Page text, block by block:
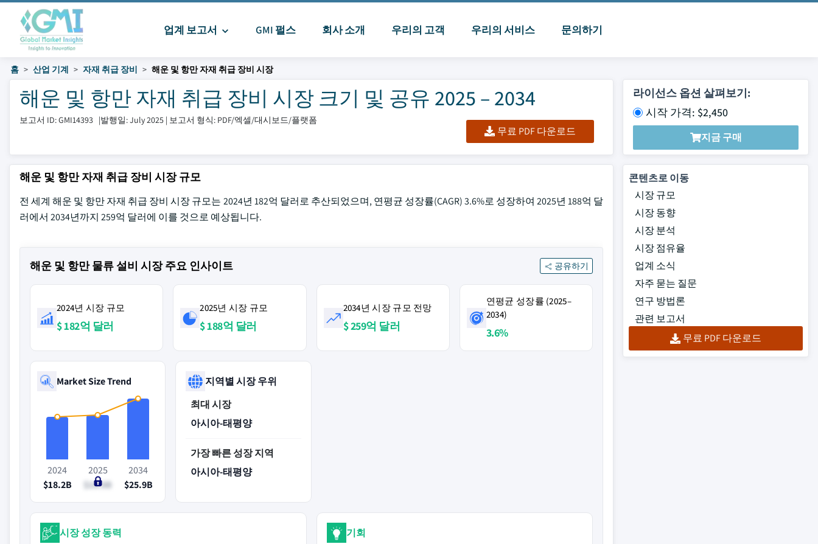
업계 보고서 GMI 펄스 회사 소개 우리의 고객 우리의 서비스 문의하기
홈 산업 기계 자재 취급 장비 해운 및 항만 자재 취급 장비 시장
해운 및 항만 자재 취급 장비 시장 크기 및 공유 2025 – 2034
보고서 ID: GMI14393 |발행일: July 2025 | 보고서 형식: PDF/엑셀/대시보드/플랫폼
무료 PDF 다운로드
라이선스 옵션 살펴보기:
시작 가격: $2,450
지금 구매
해운 및 항만 자재 취급 장비 시장 규모
전 세계 해운 및 항만 자재 취급 장비 시장 규모는 2024년 182억 달러로 추산되었으며, 연평균 성장률(CAGR) 3.6%로 성장하여 2025년 188억 달
러에서 2034년까지 259억 달러에 이를 것으로 예상됩니다.
해운 및 항만 물류 설비 시장 주요 인사이트 공유하기
2024년 시장 규모
$ 182억 달러
2025년 시장 규모
$ 188억 달러
2034년 시장 규모 전망
$ 259억 달러
연평균 성장률 (2025–
2034)
3.6%
Market Size Trend
2024
$18.2B
2025
$18.8B
2034
$25.9B
지역별 시장 우위
최대 시장
아시아-태평양
가장 빠른 성장 지역
아시아-태평양
시장 성장 동력
기회
콘텐츠로 이동
시장 규모
시장 동향
시장 분석
시장 점유율
업계 소식
자주 묻는 질문
연구 방법론
관련 보고서
무료 PDF 다운로드